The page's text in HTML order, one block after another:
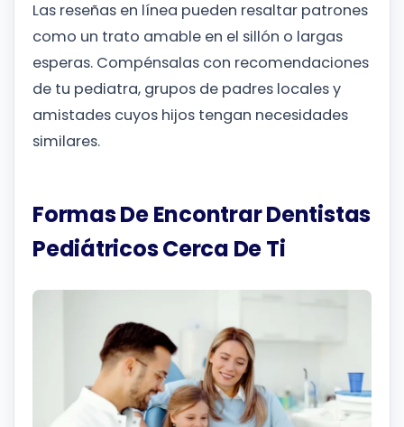
Las reseñas en línea pueden resaltar patrones
como un trato amable en el sillón o largas
esperas. Compénsalas con recomendaciones
de tu pediatra, grupos de padres locales y
amistades cuyos hijos tengan necesidades
similares.
Formas De Encontrar Dentistas
Pediátricos Cerca De Ti